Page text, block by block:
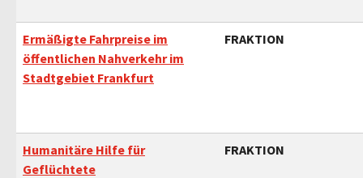
Ermäßigte Fahrpreise im
öffentlichen Nahverkehr im
Stadtgebiet Frankfurt
FRAKTION
Humanitäre Hilfe für
Geflüchtete
FRAKTION